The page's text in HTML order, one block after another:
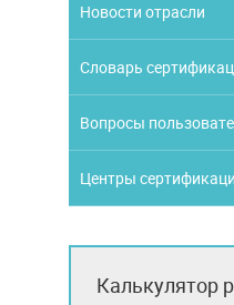
Новости отрасли
Словарь
Вопросы
Центры
Калькулятор